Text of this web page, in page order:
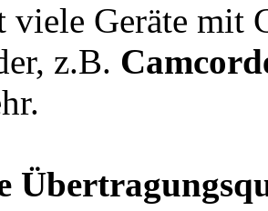
viele Geräte mit
z.B.